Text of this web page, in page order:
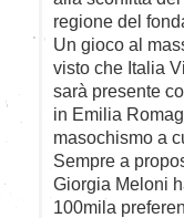
regione del
Un gioco al
visto che Italia
sarà presente
in Emilia
masochismo a
Sempre a
Giorgia Meloni
100mila